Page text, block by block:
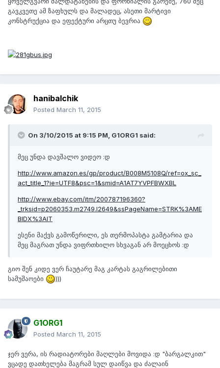
გავკვეთე ამ ზაფხულს და მალადეც, ასეთი მარტივი
კონსტრუქცია და ეფექტური არცთუ ბევრია
hanibalchik
Posted March 11, 2015
On 3/10/2015 at 9:15 PM, G1ORG1 said:
მეც უნდა დავშალო ვიდეო :დ
http://www.amazon.es/gp/product/B008M5108Q/ref=ox_sc_
act_title_1?ie=UTF8&psc=1&smid=A1AT7YVPFBWXBL
http://www.ebay.com/itm/200787196360?
_trksid=p2060353.m2749.l2649&ssPageName=STRK%3AME
BIDX%3AIT
ესენი მაქვს გამოწერილი, ეს თერმოპასტა გამტარია და
მეც მაგრათ უნდა ვიფრთხილო სხვაგან არ მოეცხოს :დ
გიო შენ კიდე ვერ ჩაუტარე მაგ კარტას გაგრილებითი
სამუშაოები
)))
G1ORG1
Posted March 11, 2015
ჯერ ვერა, ის რადიატორები მაღლები მოვიდა :დ "ბარგალკით"
ვცადე დათხელება მაგრამ სულ დაიწვა და ძალაინ